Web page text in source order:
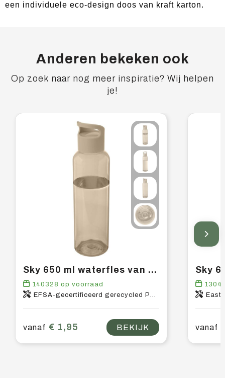
een individuele eco-design doos van kraft karton.
Anderen bekeken ook
Op zoek naar nog meer inspiratie? Wij helpen
je!
Sky 650 ml waterfles van gerecycled plastic
140328 op voorraad
EFSA-gecertificeerd gerecycled PET-kunststof, PP-kunststof
vanaf € 1,95 BEKIJK vanaf